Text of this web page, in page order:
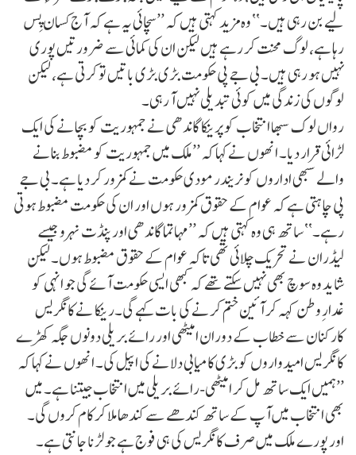
لیے بن رہی ہیں۔‘‘ وہ مزید کہتی ہیں کہ ’’سچائی یہ ہے کہ آج کسان پِس
رہا ہے، لوگ محنت کر رہے ہیں لیکن ان کی کمائی سے ضرورتیں پوری
نہیں ہو رہی ہیں۔ بی جے پی حکومت بڑی بڑی باتیں تو کرتی ہے، لیکن
لوگوں کی زندگی میں کوئی تبدیلی نہیں آ رہی۔
رواں لوک سبھا انتخاب کو پرینکا گاندھی نے جمہوریت کو بچانے کی ایک
لڑائی قرار دیا۔ انھوں نے کہا کہ ’’ملک میں جمہوریت کو مضبوط بنانے
والے سبھی اداروں کو نریندر مودی حکومت نے کمزور کر دیا ہے۔ بی جے
پی چاہتی ہے کہ عوام کے حقوق کمزور ہوں اور ان کی حکومت مضبوط ہوتی
رہے۔‘‘ ساتھ ہی وہ کہتی ہیں کہ ’’مہاتما گاندھی اور پنڈت نہرو جیسے
لیڈران نے تحریک چلائی تھی تاکہ عوام کے حقوق مضبوط ہوں۔ لیکن
شاید وہ سوچ بھی نہیں سکتے تھے کہ کبھی ایسی حکومت آئے گی جو انہی کو
غدارِ وطن کہہ کر آئین ختم کرنے کی بات کہے گی۔رینکا نے کانگریس
کارکنان سے خطاب کے دوران امیٹھی اور رائے بریلی دونوں جگہ کھڑے
کانگریس امیدواروں کو بڑی کامیابی دلانے کی اپیل کی۔ انھوں نے کہا کہ
’’ہمیں ایک ساتھ مل کر امیٹھی-رائے بریلی میں انتخاب جیتنا ہے۔ میں
بھی انتخاب میں آپ کے ساتھ کندھے سے کندھا ملا کر کام کروں گی۔
اور پورے ملک میں صرف کانگریس کی ہی فوج ہے جو لڑنا جانتی ہے۔